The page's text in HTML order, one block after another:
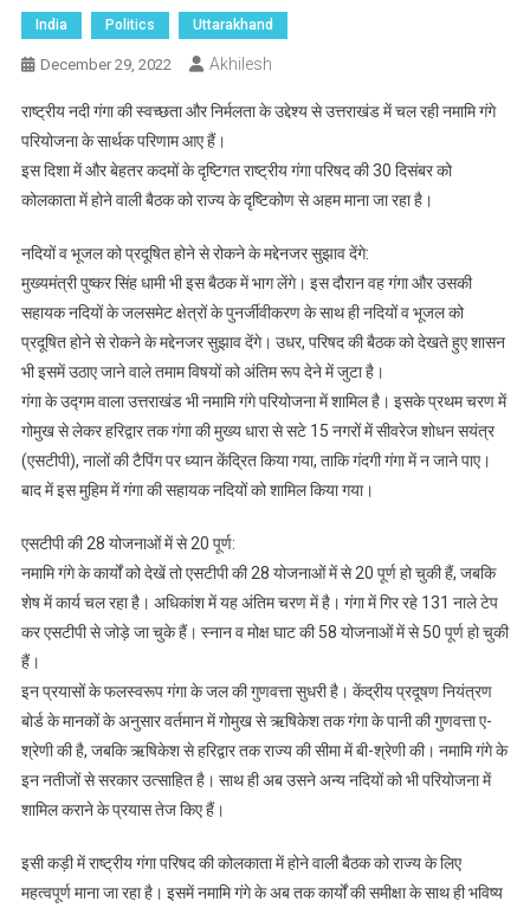
India Politics Uttarakhand
December 29, 2022 Akhilesh
राष्ट्रीय नदी गंगा की स्वच्छता और निर्मलता के उद्देश्य से उत्तराखंड में चल रही नमामि गंगे
परियोजना के सार्थक परिणाम आए हैं।
इस दिशा में और बेहतर कदमों के दृष्टिगत राष्ट्रीय गंगा परिषद की 30 दिसंबर को
कोलकाता में होने वाली बैठक को राज्य के दृष्टिकोण से अहम माना जा रहा है।
नदियों व भूजल को प्रदूषित होने से रोकने के मद्देनजर सुझाव देंगे:
मुख्यमंत्री पुष्कर सिंह धामी भी इस बैठक में भाग लेंगे। इस दौरान वह गंगा और उसकी
सहायक नदियों के जलसमेट क्षेत्रों के पुनर्जीवीकरण के साथ ही नदियों व भूजल को
प्रदूषित होने से रोकने के मद्देनजर सुझाव देंगे। उधर, परिषद की बैठक को देखते हुए शासन
भी इसमें उठाए जाने वाले तमाम विषयों को अंतिम रूप देने में जुटा है।
गंगा के उद्गम वाला उत्तराखंड भी नमामि गंगे परियोजना में शामिल है। इसके प्रथम चरण में
गोमुख से लेकर हरिद्वार तक गंगा की मुख्य धारा से सटे 15 नगरों में सीवरेज शोधन सयंत्र
(एसटीपी), नालों की टैपिंग पर ध्यान केंद्रित किया गया, ताकि गंदगी गंगा में न जाने पाए।
बाद में इस मुहिम में गंगा की सहायक नदियों को शामिल किया गया।
एसटीपी की 28 योजनाओं में से 20 पूर्ण:
नमामि गंगे के कार्यों को देखें तो एसटीपी की 28 योजनाओं में से 20 पूर्ण हो चुकी हैं, जबकि
शेष में कार्य चल रहा है। अधिकांश में यह अंतिम चरण में है। गंगा में गिर रहे 131 नाले टेप
कर एसटीपी से जोड़े जा चुके हैं। स्नान व मोक्ष घाट की 58 योजनाओं में से 50 पूर्ण हो चुकी
हैं।
इन प्रयासों के फलस्वरूप गंगा के जल की गुणवत्ता सुधरी है। केंद्रीय प्रदूषण नियंत्रण
बोर्ड के मानकों के अनुसार वर्तमान में गोमुख से ऋषिकेश तक गंगा के पानी की गुणवत्ता ए-
श्रेणी की है, जबकि ऋषिकेश से हरिद्वार तक राज्य की सीमा में बी-श्रेणी की। नमामि गंगे के
इन नतीजों से सरकार उत्साहित है। साथ ही अब उसने अन्य नदियों को भी परियोजना में
शामिल कराने के प्रयास तेज किए हैं।
इसी कड़ी में राष्ट्रीय गंगा परिषद की कोलकाता में होने वाली बैठक को राज्य के लिए
महत्वपूर्ण माना जा रहा है। इसमें नमामि गंगे के अब तक कार्यों की समीक्षा के साथ ही भविष्य